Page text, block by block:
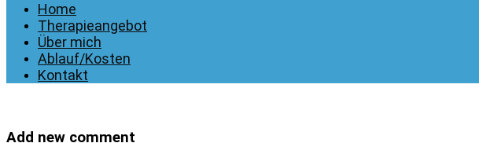
Home
Therapieangebot
Über mich
Ablauf/Kosten
Kontakt
Add new comment